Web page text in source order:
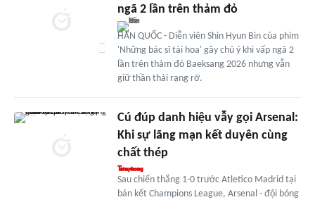
ngã 2 lần trên thảm đỏ
HÀN QUỐC - Diễn viên Shin Hyun Bin của phim
'Những bác sĩ tài hoa' gây chú ý khi vấp ngã 2
lần trên thảm đỏ Baeksang 2026 nhưng vẫn
giữ thần thái rạng rỡ.
Cú đúp danh hiệu vẫy gọi Arsenal:
Khi sự lãng mạn kết duyên cùng
chất thép
Sau chiến thắng 1-0 trước Atletico Madrid tại
bán kết Champions League, Arsenal - đội bóng